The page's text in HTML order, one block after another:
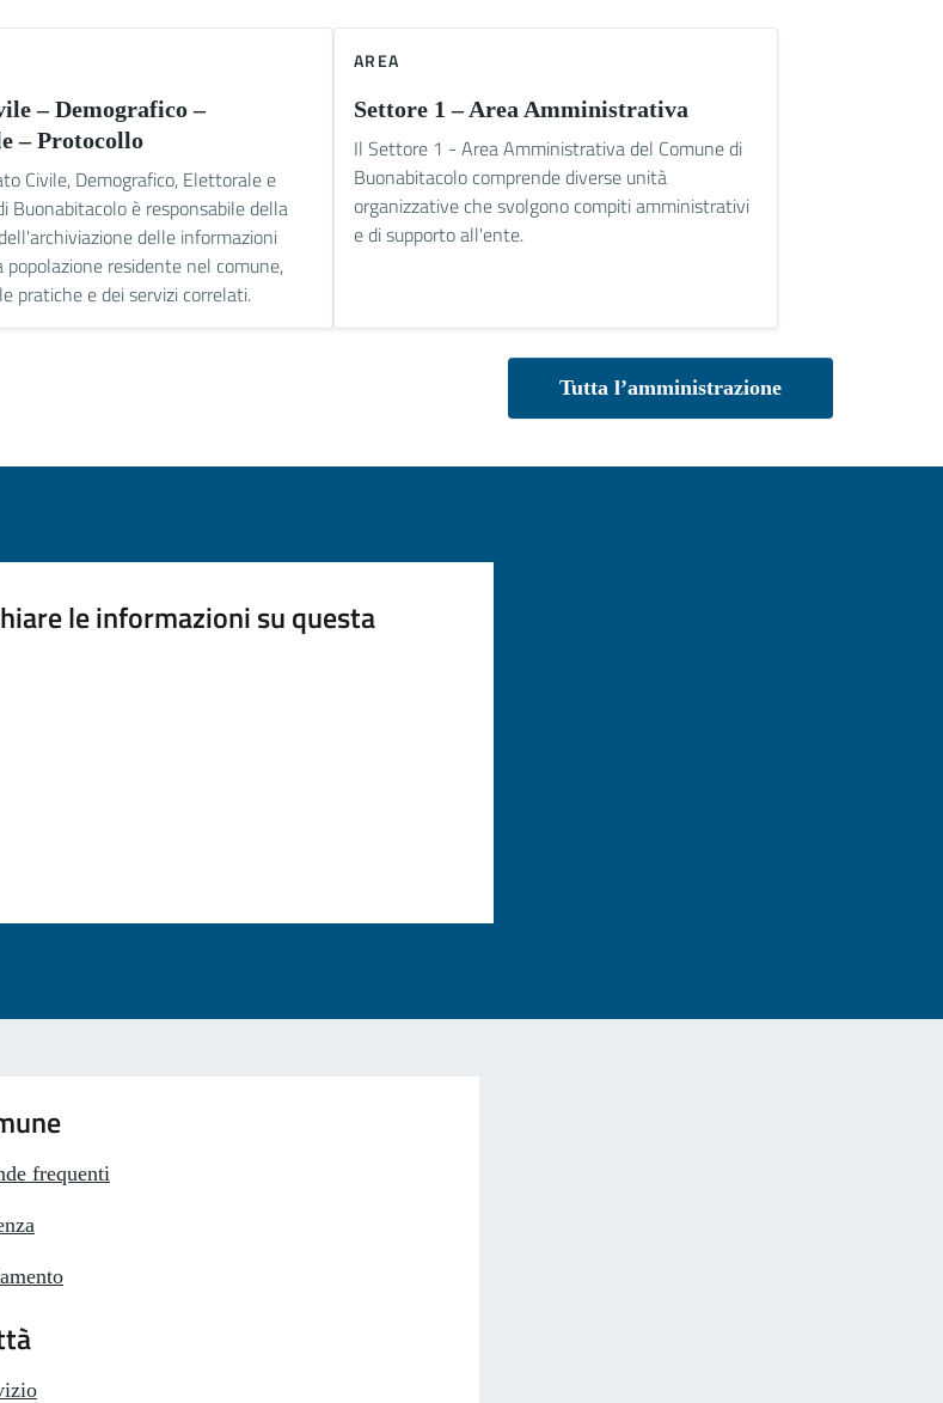
– Demografico –
– Protocollo
Civile, Demografico, Elettorale e
Buonabitacolo è responsabile della
delle informazioni
residente nel comune,
pratiche e dei servizi correlati.
AREA
Settore 1 – Area Amministrativa
Il Settore 1 - Area Amministrativa del Comune di
Buonabitacolo comprende diverse unità
organizzative che svolgono compiti amministrativi
e di supporto all'ente.
Tutta l’amministrazione
le informazioni su questa
frequenti